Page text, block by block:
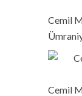
Cemil
Cemil